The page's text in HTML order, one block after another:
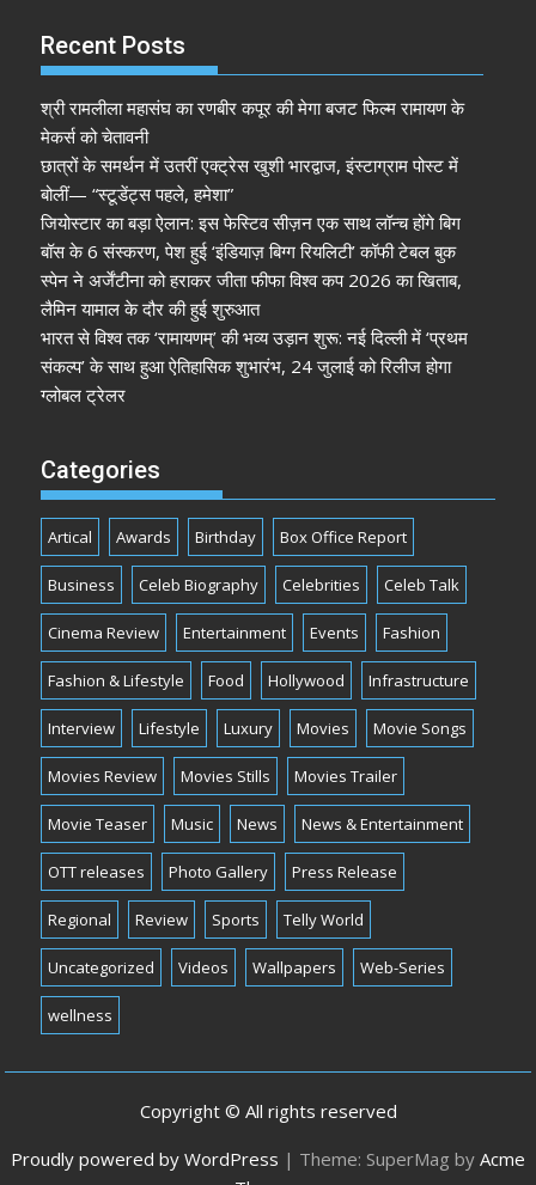
Recent Posts
श्री रामलीला महासंघ का रणबीर कपूर की मेगा बजट फिल्म रामायण के
मेकर्स को चेतावनी
छात्रों के समर्थन में उतरीं एक्ट्रेस खुशी भारद्वाज, इंस्टाग्राम पोस्ट में
बोलीं— “स्टूडेंट्स पहले, हमेशा”
जियोस्टार का बड़ा ऐलान: इस फेस्टिव सीज़न एक साथ लॉन्च होंगे बिग
बॉस के 6 संस्करण, पेश हुई ‘इंडियाज़ बिग्ग रियलिटी’ कॉफी टेबल बुक
स्पेन ने अर्जेंटीना को हराकर जीता फीफा विश्व कप 2026 का खिताब,
लैमिन यामाल के दौर की हुई शुरुआत
भारत से विश्व तक ‘रामायणम्’ की भव्य उड़ान शुरू: नई दिल्ली में ‘प्रथम
संकल्प’ के साथ हुआ ऐतिहासिक शुभारंभ, 24 जुलाई को रिलीज होगा
ग्लोबल ट्रेलर
Categories
Artical Awards Birthday Box Office Report
Business Celeb Biography Celebrities Celeb Talk
Cinema Review Entertainment Events Fashion
Fashion & Lifestyle Food Hollywood Infrastructure
Interview Lifestyle Luxury Movies Movie Songs
Movies Review Movies Stills Movies Trailer
Movie Teaser Music News News & Entertainment
OTT releases Photo Gallery Press Release
Regional Review Sports Telly World
Uncategorized Videos Wallpapers Web-Series
wellness
Copyright © All rights reserved
Proudly powered by WordPress | Theme: SuperMag by Acme